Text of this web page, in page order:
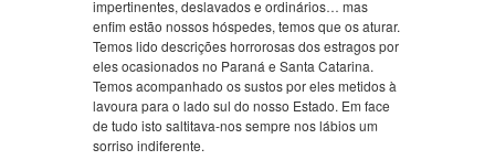
impertinentes, deslavados e ordinários… mas
enfim estão nossos hóspedes, temos que os aturar.
Temos lido descrições horrorosas dos estragos por
eles ocasionados no Paraná e Santa Catarina.
Temos acompanhado os sustos por eles metidos à
lavoura para o lado sul do nosso Estado. Em face
de tudo isto saltitava-nos sempre nos lábios um
sorriso indiferente.